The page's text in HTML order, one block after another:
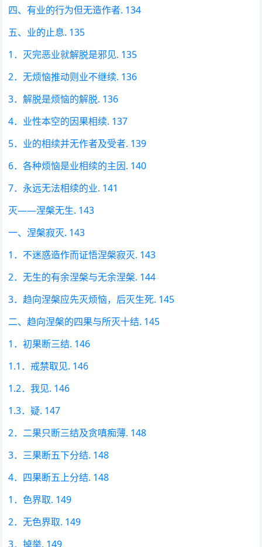
四、有业的行为但无造作者. 134
五、业的止息. 135
1．灭完恶业就解脱是邪见. 135
2．无烦恼推动则业不继续. 136
3．解脱是烦恼的解脱. 136
4．业性本空的因果相续. 137
5．业的相续并无作者及受者. 139
6．各种烦恼是业相续的主因. 140
7．永远无法相续的业. 141
灭——涅槃无生. 143
一、涅槃寂灭. 143
1．不迷惑造作而证悟涅槃寂灭. 143
2．无生的有余涅槃与无余涅槃. 144
3．趋向涅槃应先灭烦恼，后灭生死. 145
二、趋向涅槃的四果与所灭十结. 145
1．初果断三结. 146
1.1．戒禁取见. 146
1.2．我见. 146
1.3．疑. 147
2．二果只断三结及贪嗔痴薄. 148
3．三果断五下分结. 148
4．四果断五上分结. 148
1．色界取. 149
2．无色界取. 149
3．掉举. 149